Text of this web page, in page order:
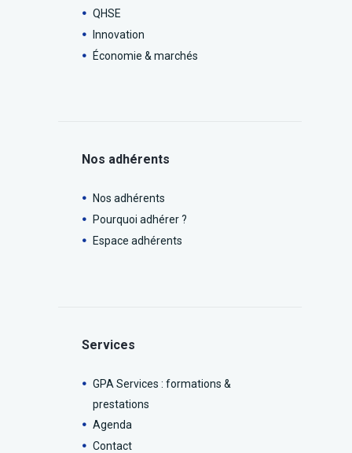
QHSE
Innovation
Économie & marchés
Nos adhérents
Nos adhérents
Pourquoi adhérer ?
Espace adhérents
Services
GPA Services : formations &
prestations
Agenda
Contact